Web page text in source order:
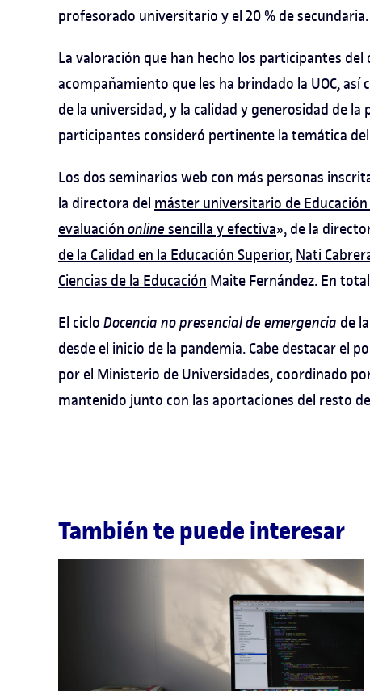
profesorado universitario y el 20 % de secundaria.
La valoración que han hecho los participantes
acompañamiento que les ha brindado la UOC,
de la universidad, y la calidad y generosidad de la
participantes consideró pertinente la temática
Los dos seminarios web con más personas
la directora del máster universitario de Educación
evaluación onlinesencilla y efectiva», de la
de la Calidad en la Educación Superior, Nati
Ciencias de la Educación Maite Fernández. En
El ciclo Docencia no presencial de emergencia de
desde el inicio de la pandemia. Cabe destacar el
por el Ministerio de Universidades, coordinado por
mantenido junto con las aportaciones del resto
También te puede interesar